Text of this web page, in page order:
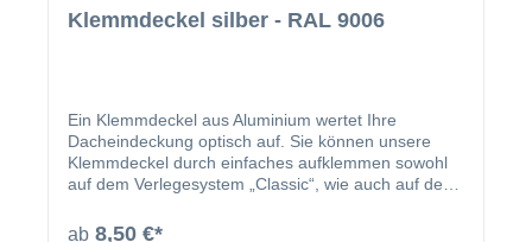
Klemmdeckel silber - RAL 9006
Ein Klemmdeckel aus Aluminium wertet Ihre
Dacheindeckung optisch auf. Sie können unsere
Klemmdeckel durch einfaches aufklemmen sowohl
auf dem Verlegesystem „Classic“, wie auch auf dem
montiert, harmoniert der Klemmdeckel nicht nur
ab 8,50 €*